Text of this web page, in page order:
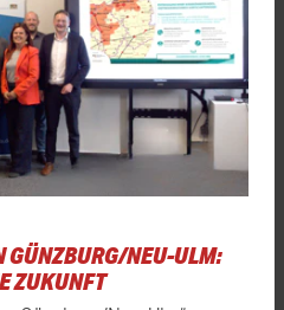
GÜNZBURG/NEU-ULM:
ZUKUNFT